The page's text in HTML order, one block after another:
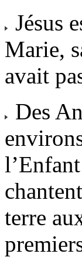
Jésus
Marie,
avait
Des
terre